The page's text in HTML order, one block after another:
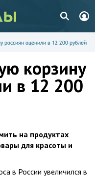
россиян оценили в 12 200 рублей
корзину
в 12 200
на продуктах
для красоты и
в России увеличился в